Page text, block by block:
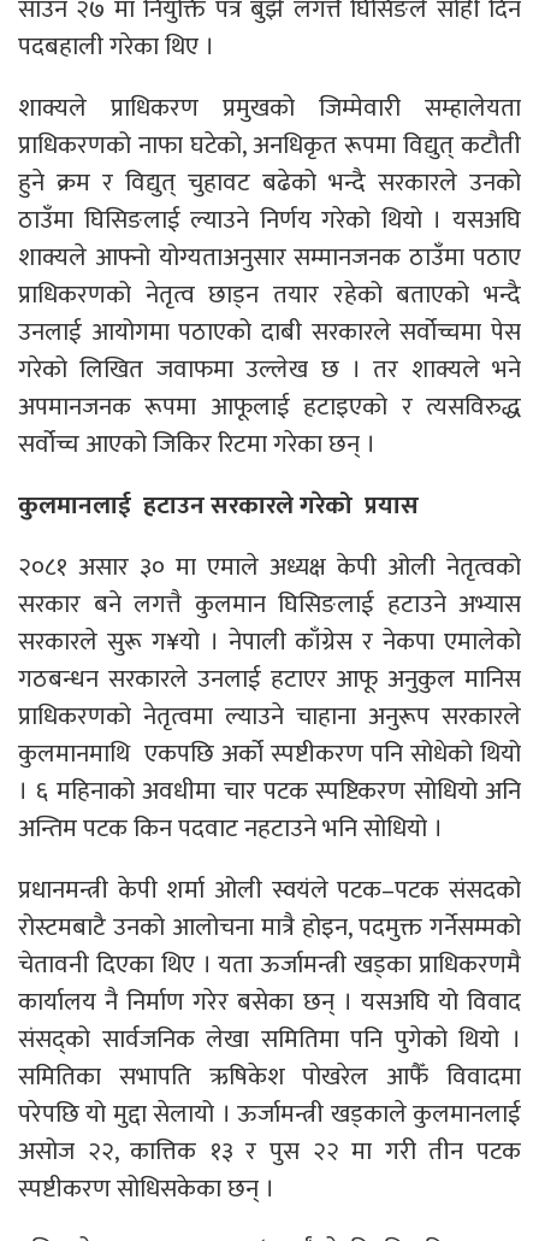
साउन २७ मा नियुक्ति पत्र बुझे लगत्तै घिसिङले सोही दिन
पदबहाली गरेका थिए ।
शाक्यले प्राधिकरण प्रमुखको जिम्मेवारी सम्हालेयता
प्राधिकरणको नाफा घटेको, अनधिकृत रूपमा विद्युत् कटौती
हुने क्रम र विद्युत् चुहावट बढेको भन्दै सरकारले उनको
ठाउँमा घिसिङलाई ल्याउने निर्णय गरेको थियो । यसअघि
शाक्यले आफ्नो योग्यताअनुसार सम्मानजनक ठाउँमा पठाए
प्राधिकरणको नेतृत्व छाड्न तयार रहेको बताएको भन्दै
उनलाई आयोगमा पठाएको दाबी सरकारले सर्वोच्चमा पेस
गरेको लिखित जवाफमा उल्लेख छ । तर शाक्यले भने
अपमानजनक रूपमा आफूलाई हटाइएको र त्यसविरुद्ध
सर्वोच्च आएको जिकिर रिटमा गरेका छन् ।
कुलमानलाई हटाउन सरकारले गरेको प्रयास
२०८१ असार ३० मा एमाले अध्यक्ष केपी ओली नेतृत्वको
सरकार बने लगत्तै कुलमान घिसिङलाई हटाउने अभ्यास
सरकारले सुरू ग¥यो । नेपाली काँग्रेस र नेकपा एमालेको
गठबन्धन सरकारले उनलाई हटाएर आफू अनुकुल मानिस
प्राधिकरणको नेतृत्वमा ल्याउने चाहाना अनुरूप सरकारले
कुलमानमाथि एकपछि अर्को स्पष्टीकरण पनि सोधेको थियो
। ६ महिनाको अवधीमा चार पटक स्पष्टिकरण सोधियो अनि
अन्तिम पटक किन पदवाट नहटाउने भनि सोधियो ।
प्रधानमन्त्री केपी शर्मा ओली स्वयंले पटक–पटक संसदको
रोस्टमबाटै उनको आलोचना मात्रै होइन, पदमुक्त गर्नेसम्मको
चेतावनी दिएका थिए । यता ऊर्जामन्त्री खड्का प्राधिकरणमै
कार्यालय नै निर्माण गरेर बसेका छन् । यसअघि यो विवाद
संसद्को सार्वजनिक लेखा समितिमा पनि पुगेको थियो ।
समितिका सभापति ऋषिकेश पोखरेल आफैँ विवादमा
परेपछि यो मुद्दा सेलायो । ऊर्जामन्त्री खड्काले कुलमानलाई
असोज २२, कात्तिक १३ र पुस २२ मा गरी तीन पटक
स्पष्टीकरण सोधिसकेका छन् ।